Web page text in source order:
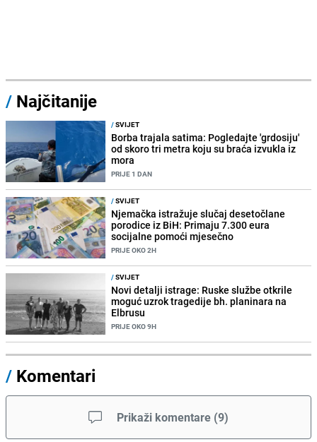
/ Najčitanije
/SVIJET
Borba trajala satima: Pogledajte 'grdosiju'
od skoro tri metra koju su braća izvukla iz
mora
PRIJE 1 DAN
/SVIJET
Njemačka istražuje slučaj desetočlane
porodice iz BiH: Primaju 7.300 eura
socijalne pomoći mjesečno
PRIJE OKO 2H
/SVIJET
Novi detalji istrage: Ruske službe otkrile
moguć uzrok tragedije bh. planinara na
Elbrusu
PRIJE OKO 9H
/ Komentari
Prikaži komentare (9)